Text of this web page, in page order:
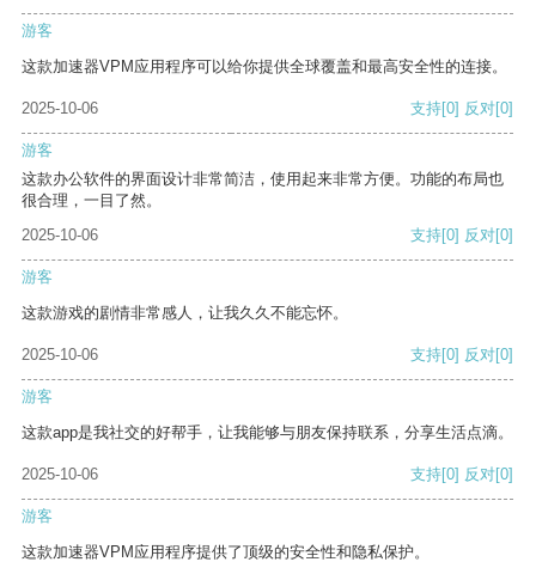
游客
这款加速器VPM应用程序可以给你提供全球覆盖和最高安全性的连接。
2025-10-06 支持[0] 反对[0]
游客
这款办公软件的界面设计非常简洁，使用起来非常方便。功能的布局也
很合理，一目了然。
2025-10-06
支持[0] 反对[0]
游客
这款游戏的剧情非常感人，让我久久不能忘怀。
2025-10-06 支持[0] 反对[0]
游客
这款app是我社交的好帮手，让我能够与朋友保持联系，分享生活点滴。
2025-10-06 支持[0] 反对[0]
游客
这款加速器VPM应用程序提供了顶级的安全性和隐私保护。